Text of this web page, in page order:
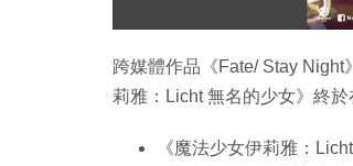
跨媒體作品《Fate/ Stay
莉雅：Licht 無名的少女》終
《魔法少女伊莉雅：